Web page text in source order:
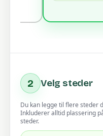
2 Velg steder
Du kan legge til flere steder
Inkluderer alltid plassering
steder.